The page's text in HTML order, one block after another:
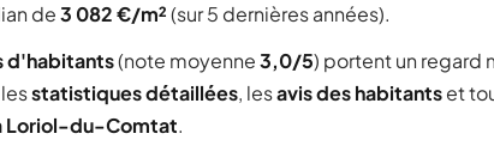
de3 082 €/m²(sur 5 dernières années).
d'habitants(note moyenne3,0/5) portent un regard
statistiques détaillées, lesavis des habitantset
Loriol-du-Comtat.